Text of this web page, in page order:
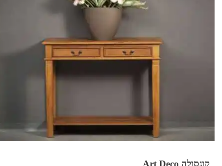
קונסולה Art Deco